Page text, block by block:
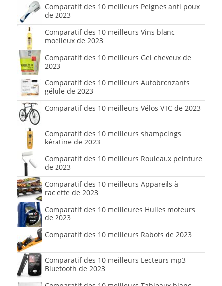
Comparatif des 10 meilleurs Peignes anti poux
de 2023
Comparatif des 10 meilleurs Vins blanc
moelleux de 2023
Comparatif des 10 meilleurs Gel cheveux de
2023
Comparatif des 10 meilleurs Autobronzants
gélule de 2023
Comparatif des 10 meilleurs Vélos VTC de 2023
Comparatif des 10 meilleurs shampoings
kératine de 2023
Comparatif des 10 meilleurs Rouleaux peinture
de 2023
Comparatif des 10 meilleurs Appareils à
raclette de 2023
Comparatif des 10 meilleures Huiles moteurs
de 2023
Comparatif des 10 meilleurs Rabots de 2023
Comparatif des 10 meilleurs Lecteurs mp3
Bluetooth de 2023